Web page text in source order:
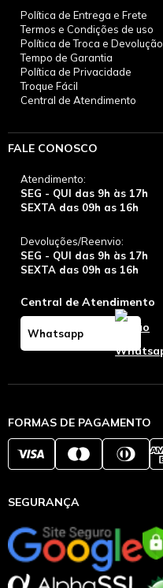
Política de Entrega e Frete
Termos e Condições de uso
Política de Troca e Devolução
Tempo de Garantia
Política de Privacidade
Troque Fácil
Central de Atendimento
FALE CONOSCO
Atendimento:
SEG - QUI das 9h às 17h
SEXTA das 09h as 16h
Devoluções/Reenvio:
SEG - QUI das 9h às 17h
SEXTA das 09h as 16h
Central de Atendimento
Whatsapp
FORMAS DE PAGAMENTO
SEGURANÇA